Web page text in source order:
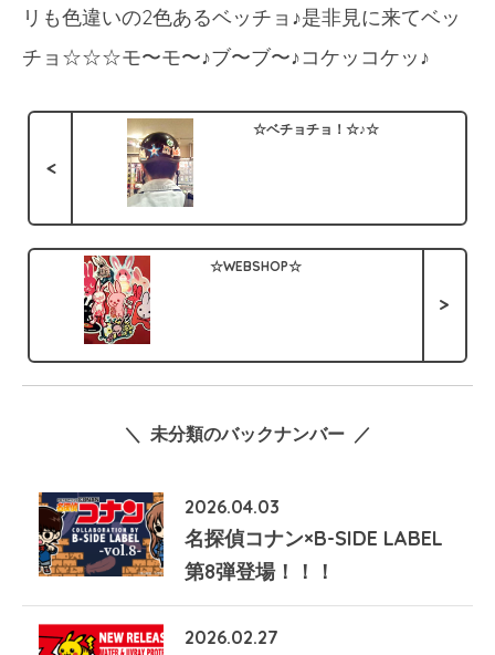
リも色違いの2色あるベッチョ♪是非見に来てベッ
チョ☆☆☆モ〜モ〜♪ブ〜ブ〜♪コケッコケッ♪
<
☆ベチョチョ！☆♪☆
☆WEBSHOP☆
>
＼ 未分類のバックナンバー ／
2026.04.03
名探偵コナン×B-SIDE LABEL
第8弾登場！！！
2026.02.27